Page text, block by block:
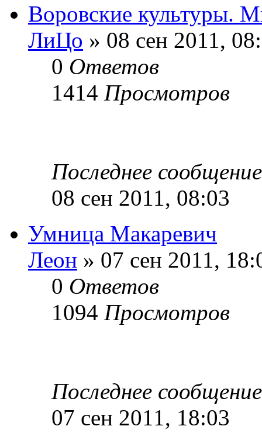
Воровские культуры.
ЛиЦо » 08 сен 2011,
0 Ответов
1414 Просмотров
Последнее
08 сен 2011, 08:03
Умница Макаревич
Леон » 07 сен 2011,
0 Ответов
1094 Просмотров
Последнее
07 сен 2011, 18:03